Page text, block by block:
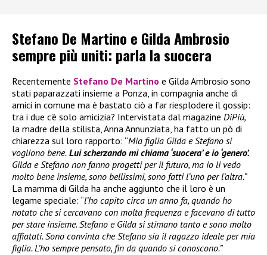
Stefano De Martino e Gilda Ambrosio
sempre più uniti: parla la suocera
Recentemente Stefano De Martino e Gilda Ambrosio sono
stati paparazzati insieme a Ponza, in compagnia anche di
amici in comune ma è bastato ciò a far riesplodere il gossip:
tra i due c’è solo amicizia? Intervistata dal magazine DiPiù,
la madre della stilista, Anna Annunziata, ha fatto un pò di
chiarezza sul loro rapporto: “Mia figlia Gilda e Stefano si
vogliono bene. Lui scherzando mi chiama ‘suocera’ e io ‘genero’.
Gilda e Stefano non fanno progetti per il futuro, ma io li vedo
molto bene insieme, sono bellissimi, sono fatti l’uno per l’altra.”
La mamma di Gilda ha anche aggiunto che il loro è un
legame speciale: “l’ho capito circa un anno fa, quando ho
notato che si cercavano con molta frequenza e facevano di tutto
per stare insieme. Stefano e Gilda si stimano tanto e sono molto
affiatati. Sono convinta che Stefano sia il ragazzo ideale per mia
figlia. L’ho sempre pensato, fin da quando si conoscono.”